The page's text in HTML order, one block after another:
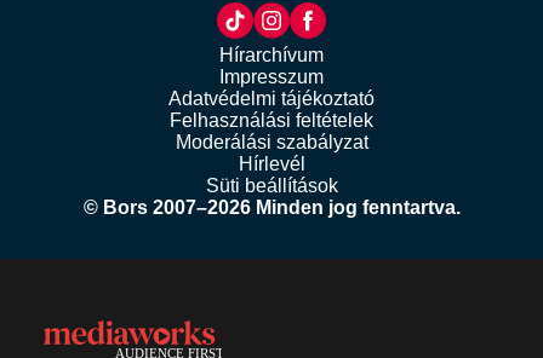
Hírarchívum
Impresszum
Adatvédelmi tájékoztató
Felhasználási feltételek
Moderálási szabályzat
Hírlevél
Süti beállítások
© Bors 2007–2026 Minden jog fenntartva.